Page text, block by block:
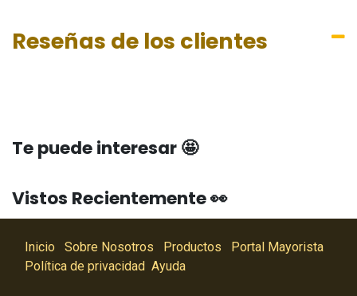
Reseñas de los clientes
Te puede interesar 🤩
Vistos Recientemente 👀
Inicio Sobre Nosotros Productos
Portal Mayorista
Política de privacidad Ayuda